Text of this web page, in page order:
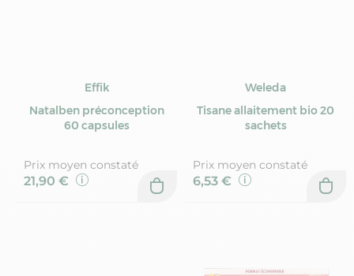
Effik
Natalben préconception
60 capsules
Prix moyen constaté
21,90 €
Weleda
Tisane allaitement bio 20
sachets
Prix moyen constaté
6,53 €